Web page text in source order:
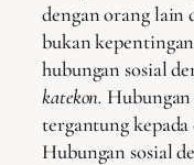
dengan orang lain
bukan
hubungan sosial
katekon.
tergantung
Hubungan sosial